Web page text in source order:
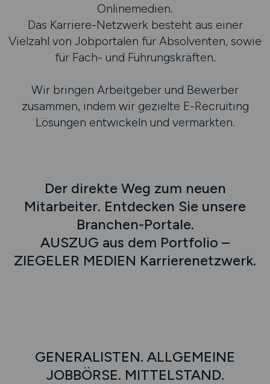
Onlinemedien.
Das Karriere-Netzwerk besteht aus einer
Vielzahl von Jobportalen für Absolventen, sowie
für Fach- und Führungskräften.
Wir bringen Arbeitgeber und Bewerber
zusammen, indem wir gezielte E-Recruiting
Lösungen entwickeln und vermarkten.
Der direkte Weg zum neuen
Mitarbeiter. Entdecken Sie unsere
Branchen-Portale.
AUSZUG aus dem Portfolio –
ZIEGELER MEDIEN Karrierenetzwerk.
GENERALISTEN. ALLGEMEINE
JOBBÖRSE. MITTELSTAND.